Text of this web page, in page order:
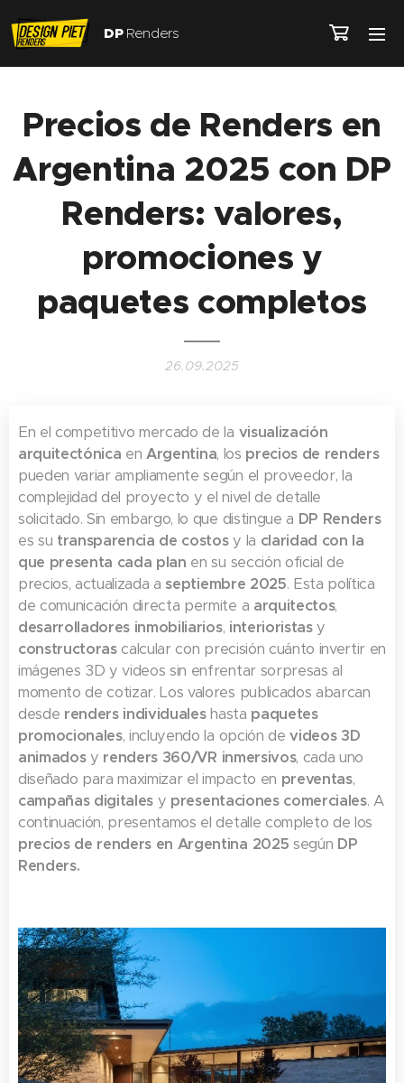
DP Renders
Precios de Renders en
Argentina 2025 con DP
Renders: valores,
promociones y
paquetes completos
26.09.2025
En el competitivo mercado de la visualización
arquitectónica enArgentina, los precios de renders
pueden variar ampliamente según el proveedor, la
complejidad del proyecto y el nivel de detalle
solicitado. Sin embargo, lo que distingue a DP Renders
es su transparencia de costosy la claridad con la
que presenta cada plan en su sección oficial de
precios, actualizada a septiembre 2025. Esta política
de comunicación directa permite a arquitectos,
desarrolladores inmobiliarios, interioristasy
constructorascalcular con precisión cuánto invertir en
imágenes 3D y videos sin enfrentar sorpresas al
momento de cotizar. Los valores publicados abarcan
desde renders individualeshasta paquetes
promocionales, incluyendo la opción devideos 3D
animadosy renders 360/VR inmersivos, cada uno
diseñado para maximizar el impacto en preventas,
campañas digitales y presentaciones comerciales. A
continuación, presentamos el detalle completo de los
precios de renders en Argentina 2025 según DP
Renders.